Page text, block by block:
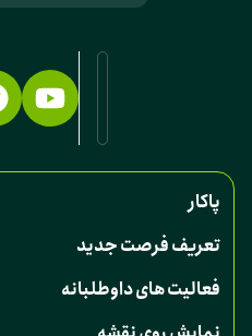
پاکار
تعریف فرصت جدید
فعالیت های داوطلبانه